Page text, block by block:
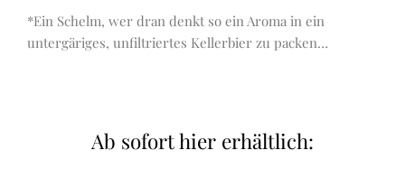
*Ein Schelm, wer dran denkt so ein Aroma in ein
untergäriges, unfiltriertes Kellerbier zu packen…
Ab sofort hier erhältlich: